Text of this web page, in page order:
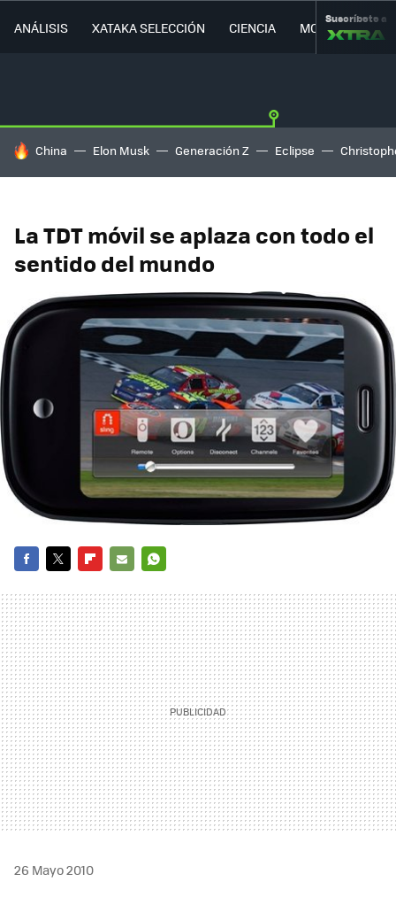
ANÁLISIS XATAKA SELECCIÓN CIENCIA MOVILIDAD
Suscríbete a
HOY SE HABLA DE
China Elon Musk Generación Z Eclipse
La TDT móvil se aplaza con todo el
sentido del mundo
MAIL
26 Mayo 2010